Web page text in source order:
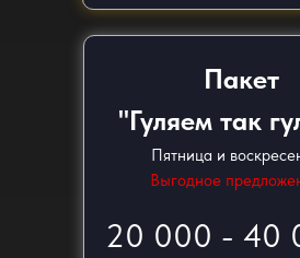
Пакет
"Гуляем так
20 000 - 40
Пятница и
Выгодное